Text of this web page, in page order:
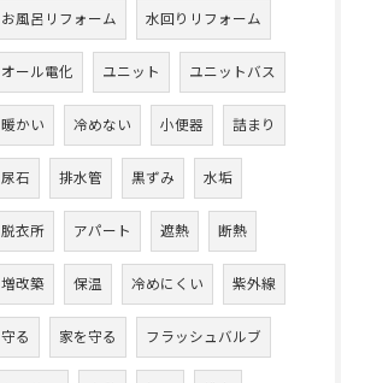
お風呂リフォーム 水回りリフォーム
オール電化 ユニット ユニットバス
暖かい 冷めない 小便器 詰まり
尿石 排水管 黒ずみ 水垢
脱衣所 アパート 遮熱 断熱
増改築 保温 冷めにくい 紫外線
守る 家を守る フラッシュバルブ